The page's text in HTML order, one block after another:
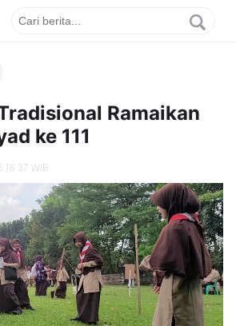
Ramaikan
ke 111
16.37 WIB